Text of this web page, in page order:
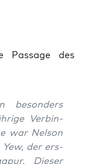
Pas­sa­ge des
beson­ders
Ver­bin­
war Nel­son
Yew, der ers­
Die­ser